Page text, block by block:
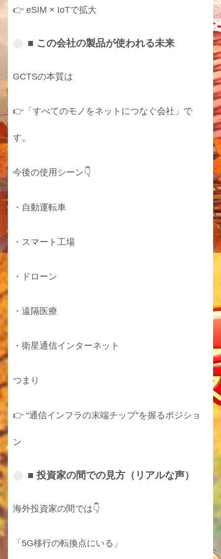
👉 eSIM × IoTで拡大
■ この会社の製品が使われる未来
GCTSの本質は
👉「すべてのモノをネットにつなぐ会社」で
す。
今後の使用シーン👇
・自動運転車
・スマート工場
・ドローン
・遠隔医療
・衛星通信インターネット
つまり
👉 “通信インフラの末端チップ”を握るポジショ
ン
■ 投資家の間での見方（リアルな声）
海外投資家の間では👇
「5G移行の転換点にいる」